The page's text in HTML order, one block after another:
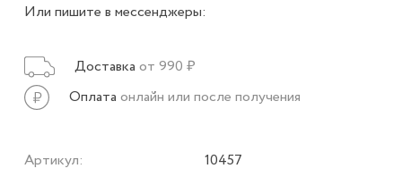
Или пишите в мессенджеры:
Доставка от 990 ₽
Оплата онлайн или после получения
Артикул: 10457